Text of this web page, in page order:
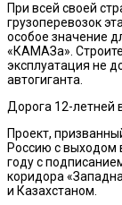
При всей своей
грузоперевозок
особое значение
«КАМАЗа».
эксплуатация не
автогиганта.
Дорога 12-летней
Проект,
Россию с выходом
году с
коридора
и Казахстаном.